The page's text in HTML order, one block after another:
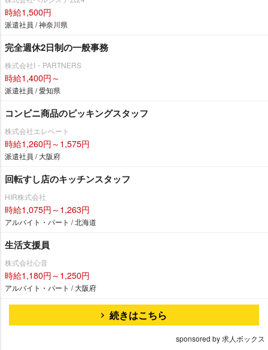
時給1,500円
派遣社員 / 神奈川県
完全週休2日制の一般事務
株式会社I・PARTNERS
時給1,400円～
派遣社員 / 愛知県
コンビニ商品のピッキングスタッフ
株式会社エレベート
時給1,260円～1,575円
派遣社員 / 大阪府
回転すし店のキッチンスタッフ
HIR株式会社
時給1,075円～1,263円
アルバイト・パート / 北海道
生活支援員
株式会社心音
時給1,180円～1,250円
アルバイト・パート / 大阪府
続きはこちら
sponsored by 求人ボックス